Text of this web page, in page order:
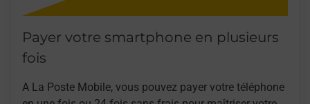
Payer votre smartphone en plusieurs
fois
A La Poste Mobile, vous pouvez payer votre téléphone